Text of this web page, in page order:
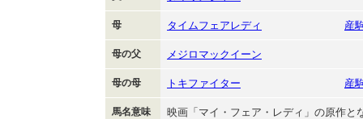
母 タイムフェアレディ 産
母の父 メジロマックイーン
母の母 トキファイター 産
馬名意味 映画「マイ・フェア・レディ」の原作と